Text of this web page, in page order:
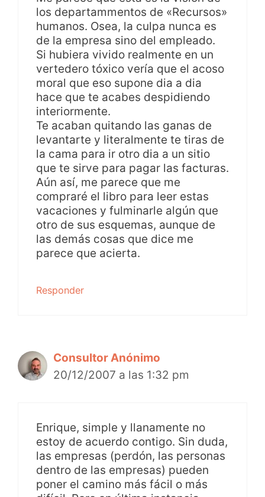
los departammentos de «Recursos»
humanos. Osea, la culpa nunca es
de la empresa sino del empleado.
Si hubiera vivido realmente en un
vertedero tóxico vería que el acoso
moral que eso supone dia a dia
hace que te acabes despidiendo
interiormente.
Te acaban quitando las ganas de
levantarte y literalmente te tiras de
la cama para ir otro dia a un sitio
que te sirve para pagar las facturas.
Aún así, me parece que me
compraré el libro para leer estas
vacaciones y fulminarle algún que
otro de sus esquemas, aunque de
las demás cosas que dice me
parece que acierta.
Responder
Consultor Anónimo
20/12/2007 a las 1:32 pm
Enrique, simple y llanamente no
estoy de acuerdo contigo. Sin duda,
las empresas (perdón, las personas
dentro de las empresas) pueden
poner el camino más fácil o más